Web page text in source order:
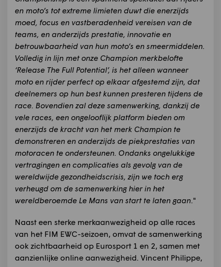
en moto’s tot extreme limieten duwt die enerzijds
moed, focus en vastberadenheid vereisen van de
teams, en anderzijds prestatie, innovatie en
betrouwbaarheid van hun moto’s en smeermiddelen.
Volledig in lijn met onze Champion merkbelofte
‘Release The Full Potential’, is het alleen wanneer
moto en rijder perfect op elkaar afgestemd zijn, dat
deelnemers op hun best kunnen presteren tijdens de
race. Bovendien zal deze samenwerking, dankzij de
vele races, een ongelooflijk platform bieden om
enerzijds de kracht van het merk Champion te
demonstreren en anderzijds de piekprestaties van
motoracen te ondersteunen. Ondanks ongelukkige
vertragingen en complicaties als gevolg van de
wereldwijde gezondheidscrisis, zijn we toch erg
verheugd om de samenwerking hier in het
wereldberoemde Le Mans van start te laten gaan."
Naast een sterke merkaanwezigheid op alle races
van het FIM EWC-seizoen, omvat de samenwerking
ook zichtbaarheid op Eurosport 1 en 2, samen met
aanzienlijke online aanwezigheid. Vincent Philippe,